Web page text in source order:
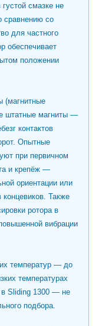
густой смазке не
сравнению со
для частного
обеспечивает
положении
(магнитные
штатные магниты —
контактов
Опытные
при первичном
и крепёж —
ориентации или
Также
ротора в
вибрации
температур — до
температурах
в Sliding 1300 — не
подбора.